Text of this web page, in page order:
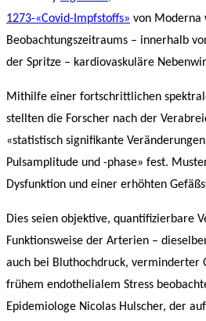
1273-«Covid-Impfstoffs» von Moderna
Beobachtungszeitraums – innerhalb
der Spritze – kardiovaskuläre
Mithilfe einer fortschrittlichen
stellten die Forscher nach der
«statistisch signifikante
Pulsamplitude und -phase» fest.
Dysfunktion und einer erhöhten
Dies seien objektive, quantifizierbare
Funktionsweise der Arterien –
auch bei Bluthochdruck, verminderter
frühem endothelialem Stress
Epidemiologe Nicolas Hulscher, der